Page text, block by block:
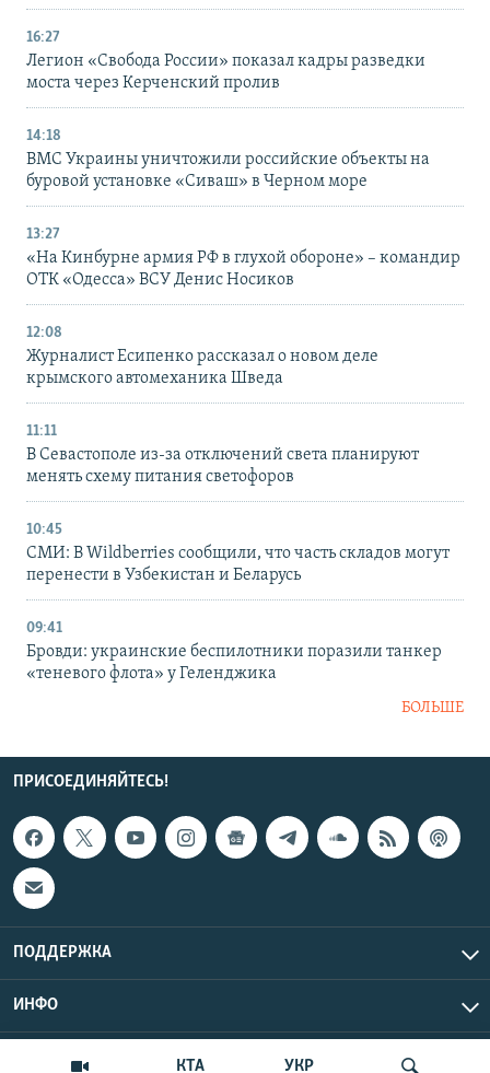
КТА УКР
16:27
Легион «Свобода России» показал кадры разведки
моста через Керченский пролив
14:18
ВМС Украины уничтожили российские объекты на
буровой установке «Сиваш» в Черном море
13:27
«На Кинбурне армия РФ в глухой обороне» – командир
ОТК «Одесса» ВСУ Денис Носиков
12:08
Журналист Есипенко рассказал о новом деле
крымского автомеханика Шведа
11:11
В Севастополе из-за отключений света планируют
менять схему питания светофоров
10:45
СМИ: В Wildberries сообщили, что часть складов могут
перенести в Узбекистан и Беларусь
09:41
Бровди: украинские беспилотники поразили танкер
«теневого флота» у Геленджика
БОЛЬШЕ
ПРИСОЕДИНЯЙТЕСЬ!
ПОДДЕРЖКА
ИНФО
Copyright Крым.Реалии, 2026 | Все права защищены.
UTC+3